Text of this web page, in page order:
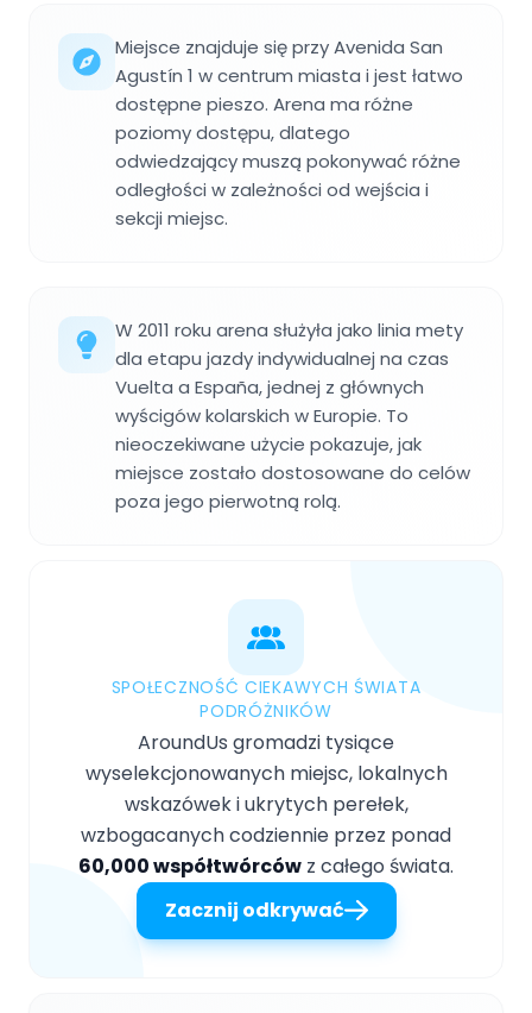
Miejsce znajduje się przy Avenida San
Agustín 1 w centrum miasta i jest łatwo
dostępne pieszo. Arena ma różne
poziomy dostępu, dlatego
odwiedzający muszą pokonywać różne
odległości w zależności od wejścia i
sekcji miejsc.
W 2011 roku arena służyła jako linia mety
dla etapu jazdy indywidualnej na czas
Vuelta a España, jednej z głównych
wyścigów kolarskich w Europie. To
nieoczekiwane użycie pokazuje, jak
miejsce zostało dostosowane do celów
poza jego pierwotną rolą.
SPOŁECZNOŚĆ CIEKAWYCH ŚWIATA
PODRÓŻNIKÓW
AroundUs gromadzi tysiące
wyselekcjonowanych miejsc, lokalnych
wskazówek i ukrytych perełek,
wzbogacanych codziennie przez ponad
60,000 współtwórców z całego świata.
Zacznij odkrywać